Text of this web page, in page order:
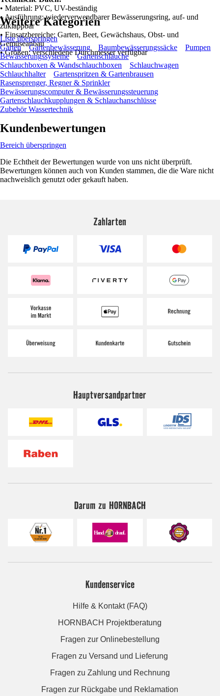
• Material: PVC, UV-beständig
• Ausführung: wiederverwendbarer Bewässerungsring, auf- und
zuklappbar
• Einsatzbereiche: Garten, Beet, Gewächshaus, Obst- und
Gemüseanbau
• Größen: verschiedene Durchmesser verfügbar
Weitere Kategorien
Liste überspringen
Garten
Gartenbewässerung Baumbewässerungssäcke
Pumpen
Bewässerungssysteme
Gartenschläuche
Schlauchboxen & Wandschlauchboxen
Schlauchwagen
Schlauchhalter
Gartenspritzen & Gartenbrausen
Rasensprenger, Regner & Sprinkler
Bewässerungscomputer & Bewässerungssteuerung
Gartenschlauchkupplungen & Schlauchanschlüsse
Zubehör Wassertechnik
Kundenbewertungen
Bereich überspringen
Die Echtheit der Bewertungen wurde von uns nicht überprüft.
Bewertungen können auch von Kunden stammen, die die Ware nicht
nachweislich genutzt oder gekauft haben.
Zahlarten
Hauptversandpartner
Darum zu HORNBACH
Kundenservice
Hilfe & Kontakt (FAQ)
HORNBACH Projektberatung
Fragen zur Onlinebestellung
Fragen zu Versand und Lieferung
Fragen zu Zahlung und Rechnung
Fragen zur Rückgabe und Reklamation